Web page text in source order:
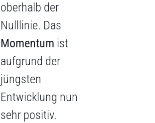
oberhalb der
Nulllinie. Das
Momentum ist
aufgrund der
jüngsten
Entwicklung nun
sehr positiv.